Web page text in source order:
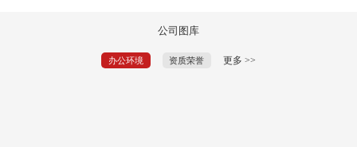
公司图库
办公环境 资质荣誉 更多 >>